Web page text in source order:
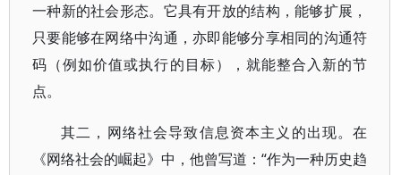
一种新的社会形态。它具有开放的结构，能够扩展，
只要能够在网络中沟通，亦即能够分享相同的沟通符
码（例如价值或执行的目标），就能整合入新的节
点。
其二，网络社会导致信息资本主义的出现。在
《网络社会的崛起》中，他曾写道：“作为一种历史趋